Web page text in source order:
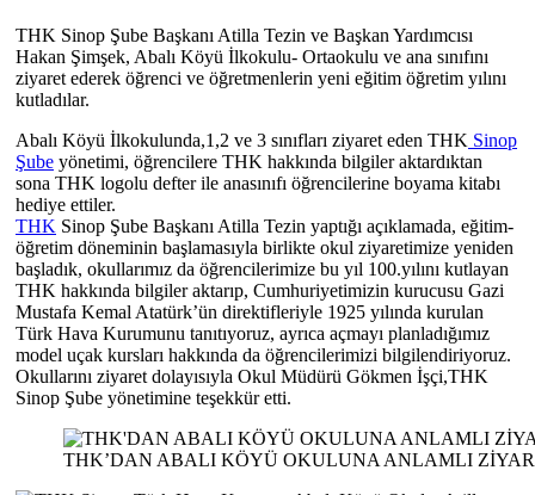
THK Sinop Şube Başkanı Atilla Tezin ve Başkan Yardımcısı
Hakan Şimşek, Abalı Köyü İlkokulu- Ortaokulu ve ana sınıfını
ziyaret ederek öğrenci ve öğretmenlerin yeni eğitim öğretim yılını
kutladılar.
Abalı Köyü İlkokulunda,1,2 ve 3 sınıfları ziyaret eden THK Sinop
Şube yönetimi, öğrencilere THK hakkında bilgiler aktardıktan
sona THK logolu defter ile anasınıfı öğrencilerine boyama kitabı
hediye ettiler.
THK Sinop Şube Başkanı Atilla Tezin yaptığı açıklamada, eğitim-
öğretim döneminin başlamasıyla birlikte okul ziyaretimize yeniden
başladık, okullarımız da öğrencilerimize bu yıl 100.yılını kutlayan
THK hakkında bilgiler aktarıp, Cumhuriyetimizin kurucusu Gazi
Mustafa Kemal Atatürk’ün direktifleriyle 1925 yılında kurulan
Türk Hava Kurumunu tanıtıyoruz, ayrıca açmayı planladığımız
model uçak kursları hakkında da öğrencilerimizi bilgilendiriyoruz.
Okullarını ziyaret dolayısıyla Okul Müdürü Gökmen İşçi,THK
Sinop Şube yönetimine teşekkür etti.
THK’DAN ABALI KÖYÜ OKULUNA ANLAMLI